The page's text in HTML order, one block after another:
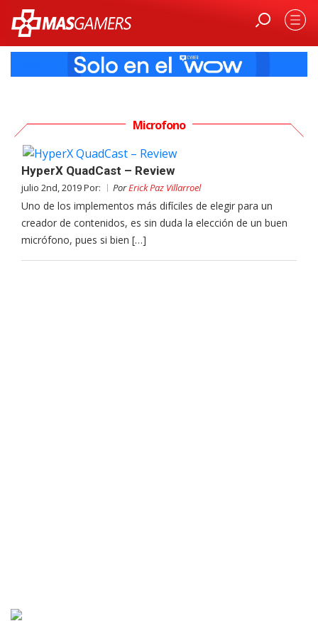
Microfono
HyperX QuadCast – Review
julio 2nd, 2019 Por: PorErick Paz Villarroel
Uno de los implementos más difíciles de elegir para un
creador de contenidos, es sin duda la elección de un buen
micrófono, pues si bien […]